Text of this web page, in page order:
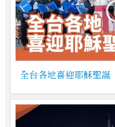
全台各地喜迎耶穌聖誕